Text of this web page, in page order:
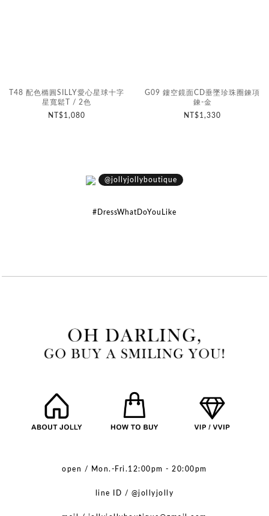
T48 配色橢圓SILLY愛心星球十字
星寬鬆T / 2色
NT$1,080
G09 鏤空鏡面CD垂墜珍珠圈鍊項
鍊-金
NT$1,330
@jollyjollyboutique
#DressWhatDoYouLike
open / Mon.-Fri.12:00pm - 20:00pm
line ID / @jollyjolly